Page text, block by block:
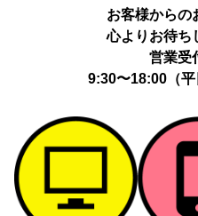
お客様からの
心よりお待ち
営業
9:30〜18:00（平